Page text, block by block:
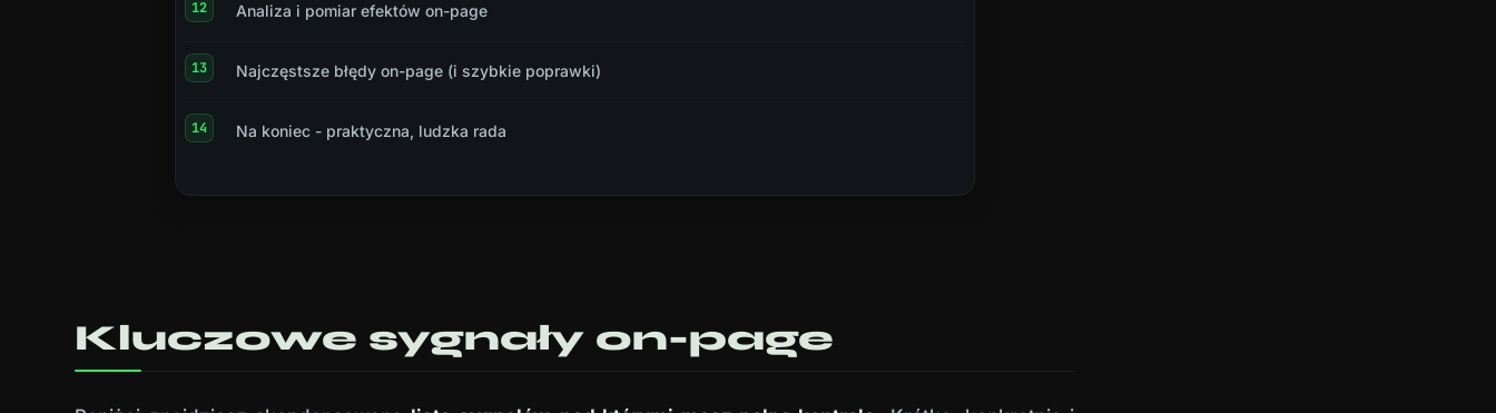
Analiza i pomiar efektów on-page
Najczęstsze błędy on-page (i szybkie poprawki)
Na koniec - praktyczna, ludzka rada
Kluczowe sygnały on-page